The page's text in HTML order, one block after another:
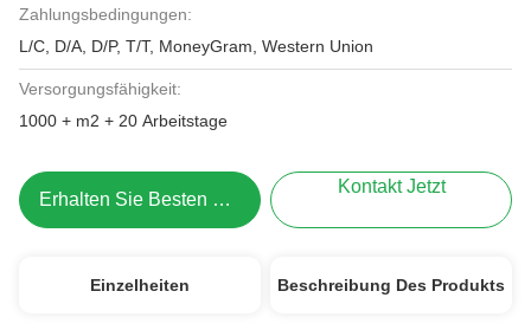
Zahlungsbedingungen:
L/C, D/A, D/P, T/T, MoneyGram, Western Union
Versorgungsfähigkeit:
1000 + m2 + 20 Arbeitstage
Erhalten Sie Besten Preis
Kontakt Jetzt
Einzelheiten Beschreibung Des Produkts